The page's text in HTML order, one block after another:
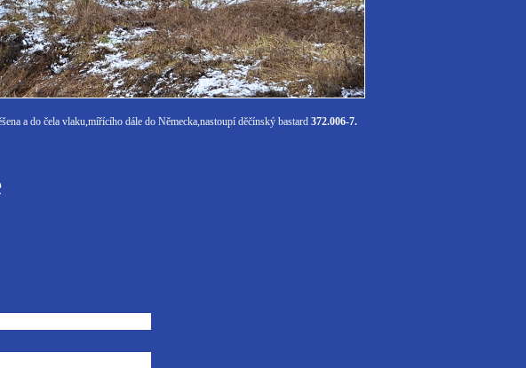
a do čela vlaku,mířícího dále do Německa,nastoupí děčínský bastard 372.006-7.